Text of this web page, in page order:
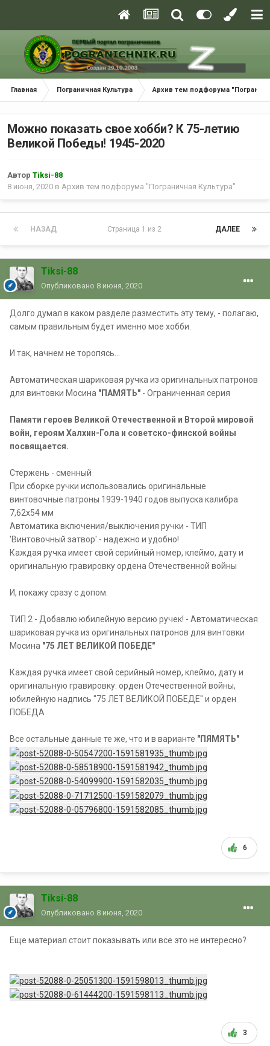
Главная Пограничная Культура Архив тем подфорума
Можно показать свое хобби? К 75-летию
Великой Победы! 1945-2020
Автор Tiksi-88
8 июня, 2020 в Архив тем подфорума "Пограничная Культура"
НАЗАД ДАЛЕЕ
Страница 1 из 2
Tiksi-88
Опубликовано 8 июня, 2020
Долго думал в каком разделе разместить эту тему, - полагаю,
самым правильным будет именно мое хобби.
И так, начнем не торопясь...
Автоматическая шариковая ручка из оригинальных патронов
для винтовки Мосина "ПАМЯТЬ" - Ограниченная серия
Памяти героев Великой Отечественной и Второй мировой
войн, героям Халхин-Гола и советско-финской войны
посвящается.
Стержень - сменный
При сборке ручки использовались оригинальные
винтовочные патроны 1939-1940 годов выпуска калибра
7,62х54 мм
Автоматика включения/выключения ручки - ТИП
'Винтовочный затвор' - надежно и удобно!
Каждая ручка имеет свой серийный номер, клеймо, дату и
оригинальную гравировку ордена Отечественной войны
И, покажу сразу с допом.
ТИП 2 - Добавлю юбилейную версию ручек! - Автоматическая
шариковая ручка из оригинальных патронов для винтовки
Мосина "75 ЛЕТ ВЕЛИКОЙ ПОБЕДЕ"
Каждая ручка имеет свой серийный номер, клеймо, дату и
оригинальную гравировку: орден Отечественной войны,
юбилейную надпись "75 ЛЕТ ВЕЛИКОЙ ПОБЕДЕ" и орден
ПОБЕДА
Все остальные данные те же, что и в варианте "ПЯМЯТЬ"
6
Tiksi-88
Опубликовано 8 июня, 2020
Еще материал стоит показывать или все это не интересно?
3